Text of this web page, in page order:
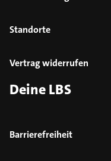
Standorte
Vertrag widerrufen
Deine LBS
Barrierefreiheit